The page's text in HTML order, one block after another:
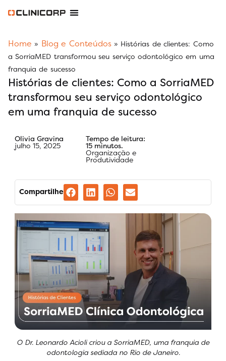
Home » Blog e Conteúdos» Histórias de clientes: Como
a SorriaMED transformou seu serviço odontológico em uma
franquia de sucesso
Histórias de clientes: Como a SorriaMED
transformou seu serviço odontológico
em uma franquia de sucesso
Olivia Gravina
julho 15, 2025
Tempo de leitura:
15 minutos.
Organização e
Produtividade
Compartilhe
O Dr. Leonardo Acioli criou a SorriaMED, uma franquia de
odontologia sediada no Rio de Janeiro.